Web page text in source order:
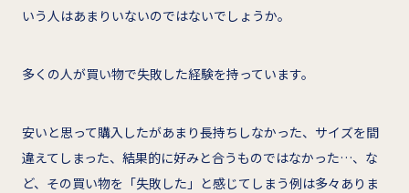
いう人はあまりいないのではないでしょうか。
多くの人が買い物で失敗した経験を持っています。
安いと思って購入したがあまり長持ちしなかった、サイズを間
違えてしまった、結果的に好みと合うものではなかった…、な
ど、その買い物を「失敗した」と感じてしまう例は多々ありま